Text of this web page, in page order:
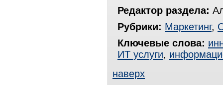
Редактор раздела:
Рубрики: Маркетинг,
Ключевые слова:
ИТ услуги,
наверх